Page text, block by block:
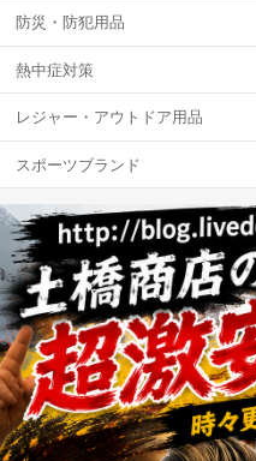
防災・防犯用品
熱中症対策
レジャー・アウトドア用品
スポーツブランド